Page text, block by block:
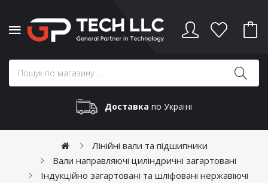
Доставка по Україні
Лінійні вали та підшипники
Вали направляючі циліндричні загартовані
Індукційно загартовані та шліфовані нержавіючі